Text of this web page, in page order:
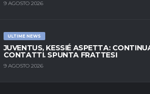
9 AGOSTO 2026
ULTIME NEWS
JUVENTUS, KESSIÉ ASPETTA:
CONTATTI. SPUNTA FRATTESI
9 AGOSTO 2026